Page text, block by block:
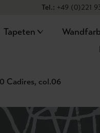
Tel.: +49 (0)221
Tapeten
Cadires, col.06